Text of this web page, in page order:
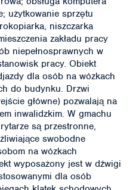
użytkowanie sprzętu
niszczarka
zakładu pracy
niepełnosprawnych w
pracy. Obiekt
dla osób na wózkach
do budynku. Drzwi
główne) pozwalają na
inwalidzkim. W gmachu
są przestronne,
swobodne
na wózkach
wyposażony jest w dźwigi
dla osób